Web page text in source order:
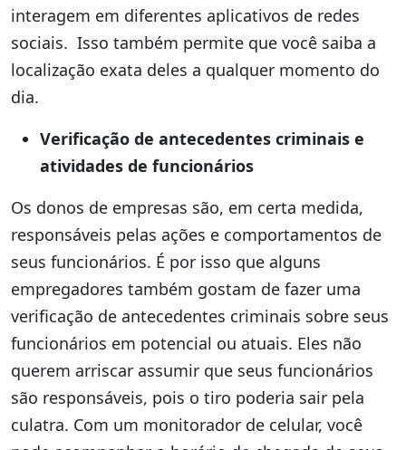
interagem em diferentes aplicativos de redes
sociais. Isso também permite que você saiba a
localização exata deles a qualquer momento do
dia.
Verificação de antecedentes criminais e
atividades de funcionários
Os donos de empresas são, em certa medida,
responsáveis pelas ações e comportamentos de
seus funcionários. É por isso que alguns
empregadores também gostam de fazer uma
verificação de antecedentes criminais sobre seus
funcionários em potencial ou atuais. Eles não
querem arriscar assumir que seus funcionários
são responsáveis, pois o tiro poderia sair pela
culatra. Com um monitorador de celular, você